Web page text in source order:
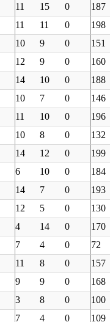
11 15 0 187
11 11 0 198
10 9 0 151
12 9 0 160
14 10 0 188
10 7 0 146
11 10 0 196
10 8 0 132
14 12 0 199
6 10 0 184
14 7 0 193
12 5 0 130
4 14 0 170
7 4 0 72
11 8 0 157
9 9 0 168
3 8 0 100
7 4 0 109